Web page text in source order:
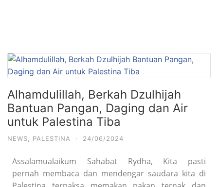
Alhamdulillah, Berkah Dzulhijah
Bantuan Pangan, Daging dan Air
untuk Palestina Tiba
NEWS PALESTINA · 24/06/2024
Assalamualaikum Sahabat Rydha, Kita pasti
pernah membaca dan mendengar saudara kita di